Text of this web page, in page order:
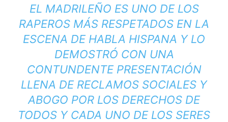
EL MADRILEÑO ES UNO DE LOS
RAPEROS MÁS RESPETADOS EN LA
ESCENA DE HABLA HISPANA Y LO
DEMOSTRÓ CON UNA
CONTUNDENTE PRESENTACIÓN
LLENA DE RECLAMOS SOCIALES Y
ABOGO POR LOS DERECHOS DE
TODOS Y CADA UNO DE LOS SERES